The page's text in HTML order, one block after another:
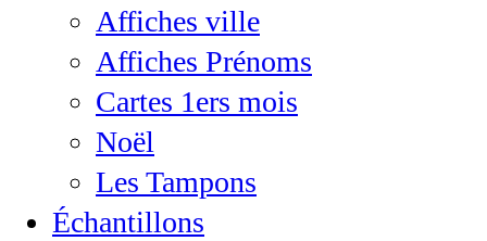
Affiches ville
Affiches Prénoms
Cartes 1ers mois
Noël
Les Tampons
Échantillons